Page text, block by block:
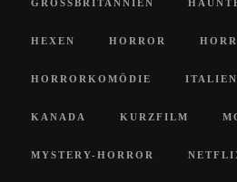
GROSSBRITANNIEN
HEXEN HORROR
HORRORKOMÖDIE ITALIEN
KANADA KURZFILM
MYSTERY-HORROR